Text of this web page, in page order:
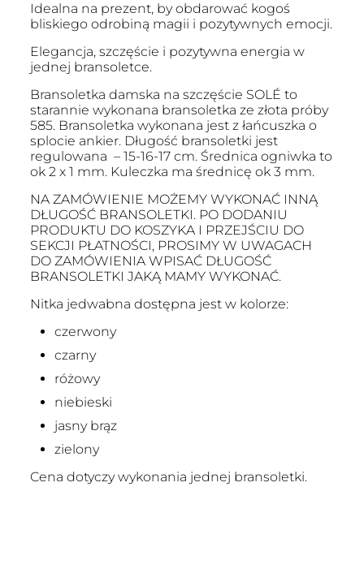
Idealna na prezent, by obdarować kogoś
bliskiego odrobiną magii i pozytywnych emocji.
Elegancja, szczęście i pozytywna energia w
jednej bransoletce.
Bransoletka damska na szczęście SOLÉ to
starannie wykonana bransoletka ze złota próby
585. Bransoletka wykonana jest z łańcuszka o
splocie ankier. Długość bransoletki jest
regulowana – 15-16-17 cm. Średnica ogniwka to
ok 2 x 1 mm. Kuleczka ma średnicę ok 3 mm.
NA ZAMÓWIENIE MOŻEMY WYKONAĆ INNĄ
DŁUGOŚĆ BRANSOLETKI. PO DODANIU
PRODUKTU DO KOSZYKA I PRZEJŚCIU DO
SEKCJI PŁATNOŚCI, PROSIMY W UWAGACH
DO ZAMÓWIENIA WPISAĆ DŁUGOŚĆ
BRANSOLETKI JAKĄ MAMY WYKONAĆ.
Nitka jedwabna dostępna jest w kolorze:
czerwony
czarny
różowy
niebieski
jasny brąz
zielony
Cena dotyczy wykonania jednej bransoletki.